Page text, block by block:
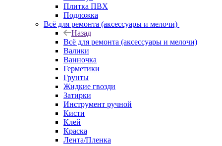
Плитка ПВХ
Подложка
Всё для ремонта (аксессуары и мелочи)
Назад
Всё для ремонта (аксессуары и мелочи)
Валики
Ванночка
Герметики
Грунты
Жидкие гвозди
Затирки
Инструмент ручной
Кисти
Клей
Краска
Лента/Пленка